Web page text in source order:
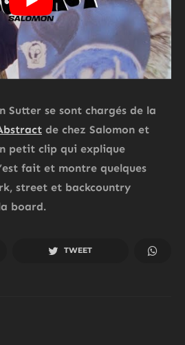
Sutter se sont chargés de la
de chez Salomon et
petit clip qui explique
fait et montre quelques
street et backcountry
board.
TWEET